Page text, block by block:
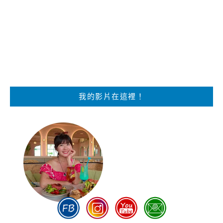
我的影片在這裡！